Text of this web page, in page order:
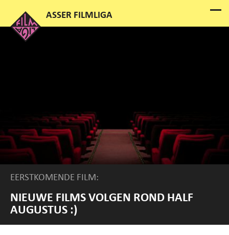
EERSTKOMENDE FILM:
NIEUWE FILMS VOLGEN ROND HALF
AUGUSTUS :)